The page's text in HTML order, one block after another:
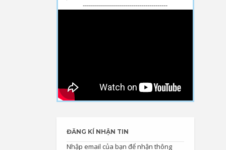
------------------------------------------
ĐĂNG KÍ NHẬN TIN
Nhập email của bạn để nhận thông